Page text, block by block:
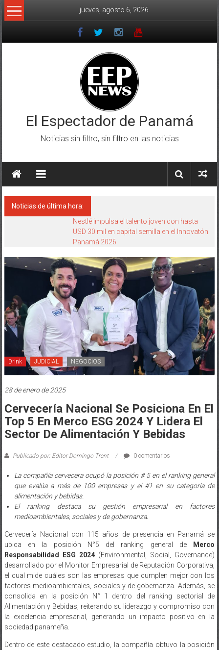
Saltar
al
jueves, agosto 6, 2026
El Espectador de Panamá
Noticias sin filtro, sin filtro en las noticias
Noticias de última hora:
Nestlé impulsa el talento joven con hasta
USD 30 mil en capital semilla en el Innovatón
Panamá 2026
Drink JUDICIAL NEGOCIOS
28 de enero de 2025
Cervecería Nacional Se Posiciona En El
Top 5 En Merco ESG 2024 Y Lidera El
Sector De Alimentación Y Bebidas
Publicado por: Editor Domingo Trent 0 comentarios
La compañía cervecera ocupó la posición # 5 en el ranking general
que evalúa a más de 100 empresas y el #1 en su categoría de
alimentación y bebidas.
El ranking destaca su gestión empresarial en factores
medioambientales, sociales y de gobernanza.
Cervecería Nacional con 115 años de presencia en Panamá se
ubica en la posición N°5 del ranking general de
Merco
Responsabilidad ESG 2024(Environmental, Social, Governance)
desarrollado por el Monitor Empresarial de Reputación Corporativa,
el cual mide cuáles son las empresas que cumplen mejor con los
factores medioambientales, sociales y de gobernanza. Además, se
consolida en la posición N° 1 dentro del ranking sectorial de
Alimentación y Bebidas, reiterando su liderazgo y compromiso con
la excelencia empresarial, generando un impacto positivo en la
sociedad panameña.
Dentro de este destacado estudio, la compañía obtuvo la posición